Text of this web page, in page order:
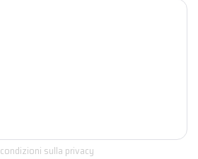
condizioni sulla privacy